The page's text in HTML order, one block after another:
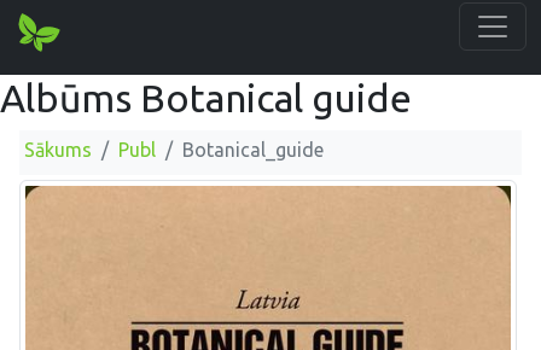
Albūms Botanical guide
Sākums Publ Botanical_guide